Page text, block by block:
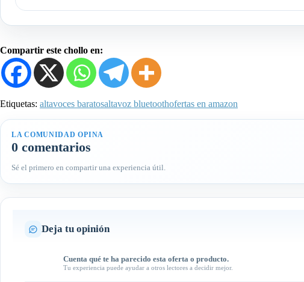
Compartir este chollo en:
Etiquetas: altavoces baratosaltavoz bluetoothofertas en amazon
LA COMUNIDAD OPINA
0 comentarios
Sé el primero en compartir una experiencia útil.
Deja tu opinión
Cuenta qué te ha parecido esta oferta o producto.
Tu experiencia puede ayudar a otros lectores a decidir mejor.